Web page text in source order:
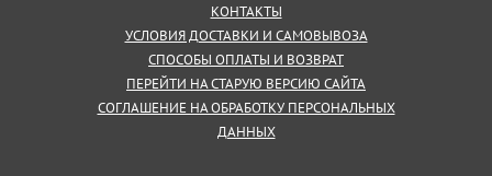
КОНТАКТЫ
УСЛОВИЯ ДОСТАВКИ И САМОВЫВОЗА
СПОСОБЫ ОПЛАТЫ И ВОЗВРАТ
ПЕРЕЙТИ НА СТАРУЮ ВЕРСИЮ САЙТА
СОГЛАШЕНИЕ НА ОБРАБОТКУ ПЕРСОНАЛЬНЫХ
ДАННЫХ